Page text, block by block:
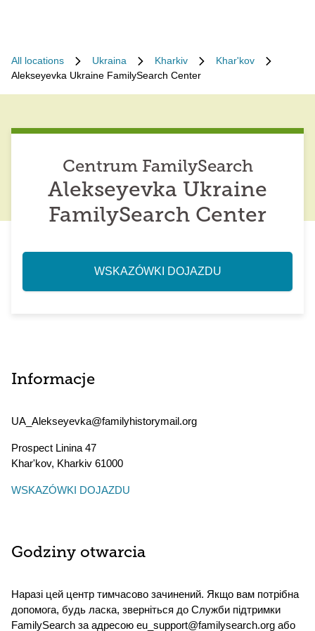
All locations Ukraina Kharkiv
Khar'kov
Alekseyevka Ukraine FamilySearch Center
Centrum FamilySearch
Alekseyevka Ukraine
FamilySearch Center
WSKAZÓWKI DOJAZDU
Informacje
UA_Alekseyevka@familyhistorymail.org
Prospect Linina 47
Khar'kov, Kharkiv 61000
WSKAZÓWKI DOJAZDU
Godziny otwarcia
Наразі цей центр тимчасово зачинений. Якщо вам потрібна
допомога, будь ласка, зверніться до Служби підтримки
FamilySearch за адресою eu_support@familysearch.org або